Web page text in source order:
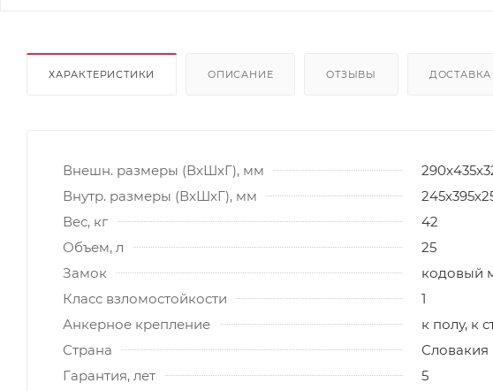
ХАРАКТЕРИСТИКИ ОПИСАНИЕ ОТЗЫВЫ ДОСТАВКА
Внешн. размеры (ВxШxГ), мм
Внутр. размеры (ВxШxГ), мм
Вес, кг
42
Объем, л
25
Замок
кодовый
Класс взломостойкости
1
Анкерное крепление
к полу, к
Страна
Словакия
Гарантия, лет
5